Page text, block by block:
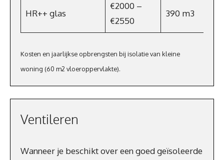
HR++ glas
€2000 –
€2550
390 m3
Kosten en jaarlijkse opbrengsten bij isolatie van kleine
woning (60 m2 vloeroppervlakte).
Ventileren
Wanneer je beschikt over een goed geïsoleerde